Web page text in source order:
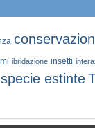
ibridazione insetti
specie estinte